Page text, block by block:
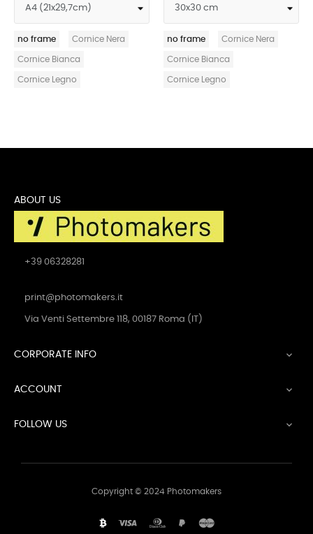
no frame Cornice Nera
Cornice Bianca
Cornice Legno
no frame Cornice Nera
Cornice Bianca
Cornice Legno
ABOUT US
+39 06328281
print@photomakers.it
Via Venti Settembre 118, 00187 Roma (IT)
CORPORATE INFO 
ACCOUNT 
FOLLOW US 
Copyright © 2024 Photomakers